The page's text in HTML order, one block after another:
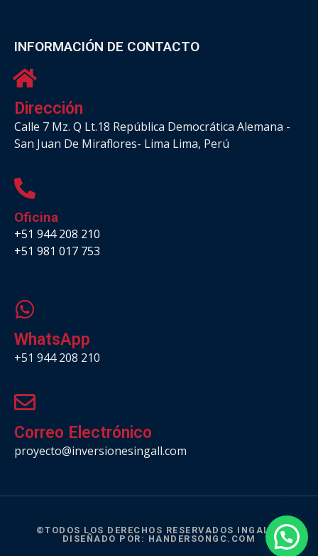
INFORMACIÓN DE CONTACTO
Dirección
Calle 7 Mz. Q Lt.18 República Democrática Alemana -
San Juan De Miraflores- Lima Lima, Perú
Oficina
+51 944 208 210
+51 981 017 753
WhatsApp
+51 944 208 210
Correo Electrónico
proyecto@inversionesingall.com
©TODOS LOS DERECHOS RESERVADOS INGALL |
DISEÑADO POR: HANDERSONGC.COM